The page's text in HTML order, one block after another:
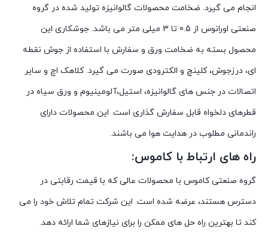
انجام می گیرد. ضخامت محصولات گالوانیزه تولید شده در گروه
صنعتی اورانوس از 0.5 تا 3 میلی متر می باشد. جوشکاری این
محصول بسته به ضخامت ورق و سفارش با استفاده از جوش نقطه
ای، درزجوش، کلینچ و الکترودی صورت می گیرد. کلاهک اچ و سایر
اتصالات در جنس های گالوانیزه، استیل،آلومینیوم و ورق سیاه در
قطرهای دلخواه قابل سفارش گذاری است. این محصولات دارای
راندمانی مطلوب در هدایت هوا می باشند.
راه های ارتباط با کاموس:
گروه صنعتی کاموس با محصولات عالی که با قیمت رقابتی در
دسترس هستند، عرضه شده است. این شرکت تمام تلاش خود را می
کند تا بهترین راه حل های ممکن را برای نیازهای شما ارائه دهد.